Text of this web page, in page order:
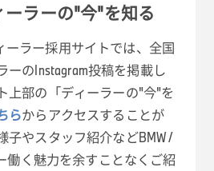
ーラーの"今"を知る
ーラー採用サイトでは、全国
ーのInstagram投稿を掲載し
上部の「ディーラーの"今"を
らからアクセスすることが
子やスタッフ紹介などBMW /
働く魅力を余すことなくご紹